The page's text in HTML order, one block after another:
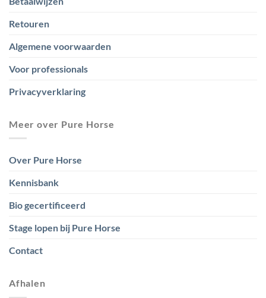
Retouren
Algemene voorwaarden
Voor professionals
Privacyverklaring
Meer over Pure Horse
Over Pure Horse
Kennisbank
Bio gecertificeerd
Stage lopen bij Pure Horse
Contact
Afhalen